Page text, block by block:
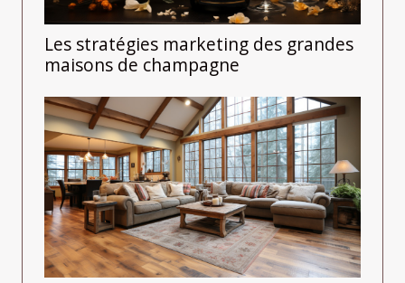
Les stratégies marketing des grandes
maisons de champagne